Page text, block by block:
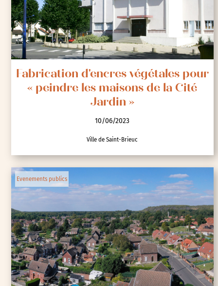
Fabrication d'encres végétales pour
« peindre les maisons de la Cité
Jardin »
10/06/2023
Ville de Saint-Brieuc
Evenements publics